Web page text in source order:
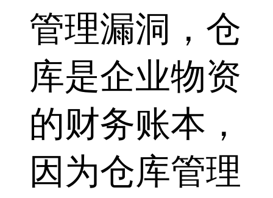
管理漏洞，仓
库是企业物资
的财务账本，
因为仓库管理